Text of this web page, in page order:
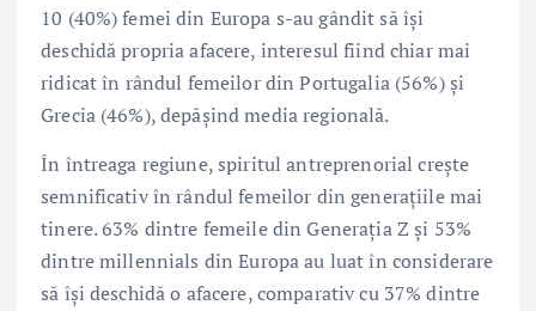
10 (40%) femei din Europa s-au gândit să își
deschidă propria afacere, interesul fiind chiar mai
ridicat în rândul femeilor din Portugalia (56%) și
Grecia (46%), depășind media regională.
În întreaga regiune, spiritul antreprenorial crește
semnificativ în rândul femeilor din generațiile mai
tinere. 63% dintre femeile din Generația Z și 53%
dintre millennials din Europa au luat în considerare
să își deschidă o afacere, comparativ cu 37% dintre